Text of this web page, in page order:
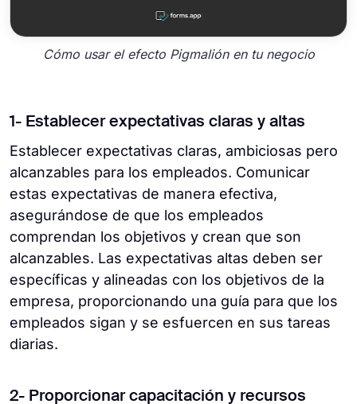
Cómo usar el efecto Pigmalión en tu negocio
1- Establecer expectativas claras y altas
Establecer expectativas claras, ambiciosas pero
alcanzables para los empleados. Comunicar
estas expectativas de manera efectiva,
asegurándose de que los empleados
comprendan los objetivos y crean que son
alcanzables. Las expectativas altas deben ser
específicas y alineadas con los objetivos de la
empresa, proporcionando una guía para que los
empleados sigan y se esfuercen en sus tareas
diarias.
2- Proporcionar capacitación y recursos